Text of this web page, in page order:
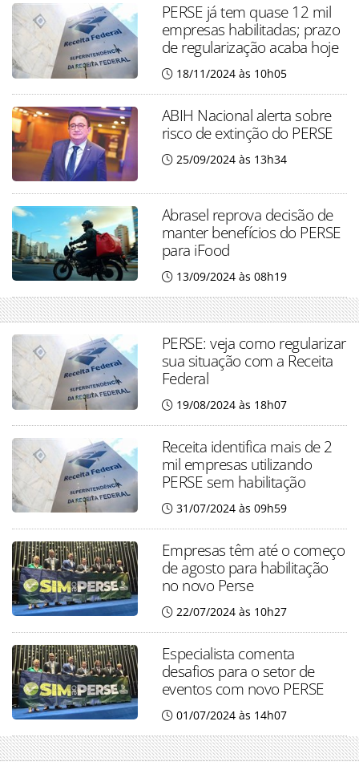
PERSE já tem quase 12 mil
empresas habilitadas; prazo
de regularização acaba hoje
18/11/2024 às 10h05
ABIH Nacional alerta sobre
risco de extinção do PERSE
25/09/2024 às 13h34
Abrasel reprova decisão de
manter benefícios do PERSE
para iFood
13/09/2024 às 08h19
PERSE: veja como regularizar
sua situação com a Receita
Federal
19/08/2024 às 18h07
Receita identifica mais de 2
mil empresas utilizando
PERSE sem habilitação
31/07/2024 às 09h59
Empresas têm até o começo
de agosto para habilitação
no novo Perse
22/07/2024 às 10h27
Especialista comenta
desafios para o setor de
eventos com novo PERSE
01/07/2024 às 14h07